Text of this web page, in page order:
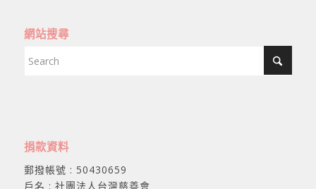
網站搜尋
捐款資料
郵撥帳號 : 50430659
戶名 : 社團法人台灣慈善會